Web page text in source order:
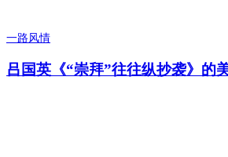
一路风情
吕国英《“崇拜”往往纵抄袭》的